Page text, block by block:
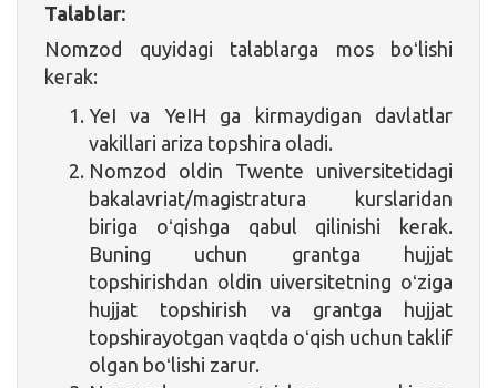
Talablar:
Nomzod quyidagi talablarga mos boʻlishi
kerak:
YeI va YeIH ga kirmaydigan davlatlar
vakillari ariza topshira oladi.
Nomzod oldin Twente universitetidagi
bakalavriat/magistratura kurslaridan
biriga oʻqishga qabul qilinishi kerak.
Buning uchun grantga hujjat
topshirishdan oldin uiversitetning oʻziga
hujjat topshirish va grantga hujjat
topshirayotgan vaqtda oʻqish uchun taklif
olgan boʻlishi zarur.